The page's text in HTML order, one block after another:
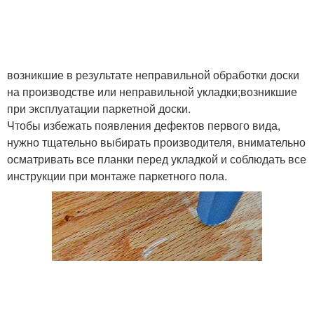
возникшие в результате неправильной обработки доски
на производстве или неправильной укладки;возникшие
при эксплуатации паркетной доски.
Чтобы избежать появления дефектов первого вида,
нужно тщательно выбирать производителя, внимательно
осматривать все планки перед укладкой и соблюдать все
инструкции при монтаже паркетного пола.